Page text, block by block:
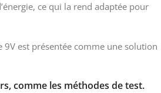
ce qui la rend adaptée pour
9V est présentée comme une solution
comme les méthodes de test.